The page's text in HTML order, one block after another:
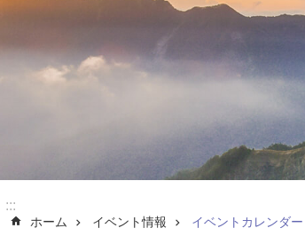
:::
ホーム イベント情報 イベントカレンダー